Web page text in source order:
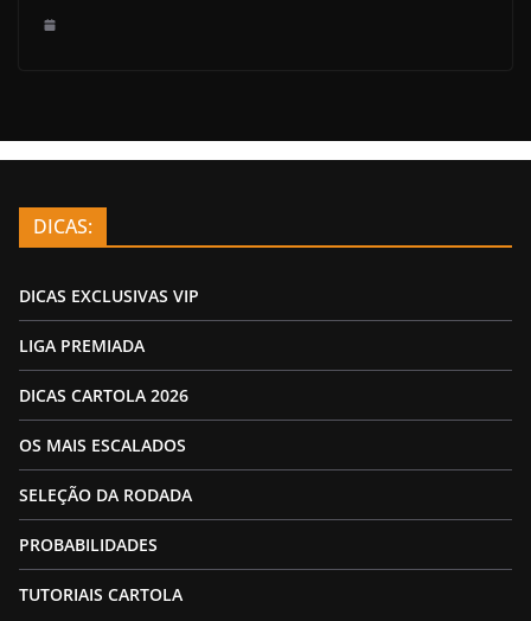
DICAS:
DICAS EXCLUSIVAS VIP
LIGA PREMIADA
DICAS CARTOLA 2026
OS MAIS ESCALADOS
SELEÇÃO DA RODADA
PROBABILIDADES
TUTORIAIS CARTOLA